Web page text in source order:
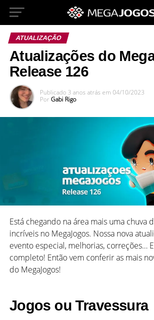
ATUALIZAÇÃO
Atualizações do
Release 126
Publicado3 anos atrás em 04/10/2023
Por Gabi Rigo
Está chegando na área mais uma chuva
incríveis no MegaJogos. Nossa nova
evento especial, melhorias, correções…
completo! Então vem conferir as mais
do MegaJogos!
Jogos ou Travessura